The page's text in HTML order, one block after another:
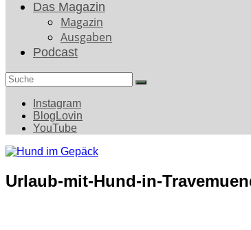
Das Magazin
Magazin
Ausgaben
Podcast
Search
Instagram
BlogLovin
YouTube
Urlaub-mit-Hund-in-